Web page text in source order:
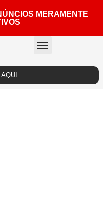
MERAMENTE
AQUI